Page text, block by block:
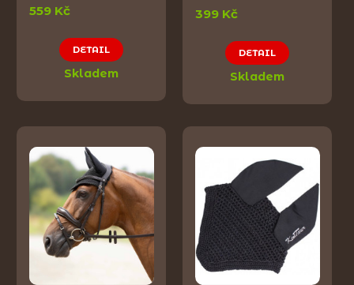
559 Kč
DETAIL
Skladem
399 Kč
DETAIL
Skladem